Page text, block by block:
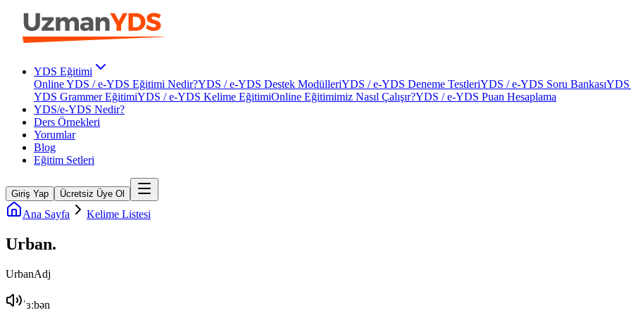
YDS Eğitimi
Online YDS / e-YDS Eğitimi Nedir?YDS / e-YDS Destek ModülleriYDS / e-YDS Deneme TestleriYDS / e-YDS Soru BankasıYDS
YDS Grammer EğitimiYDS / e-YDS Kelime EğitimiOnline Eğitimimiz Nasıl Çalışır?YDS / e-YDS Puan Hesaplama
YDS/e-YDS Nedir?
Ders Örnekleri
Yorumlar
Blog
Eğitim Setleri
Giriş Yap Ücretsiz Üye Ol
Ana Sayfa Kelime Listesi
Urban.
UrbanAdj
ˈɜːbən